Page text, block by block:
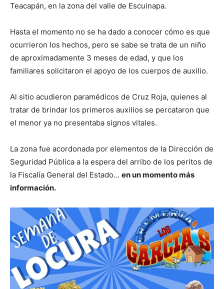
Teacapán, en la zona del valle de Escuinapa.
Hasta el momento no se ha dado a conocer cómo es que
ocurrieron los hechos, pero se sabe se trata de un niño
de aproximadamente 3 meses de edad, y que los
familiares solicitaron el apoyo de los cuerpos de auxilio.
Al sitio acudieron paramédicos de Cruz Roja, quienes al
tratar de brindar los primeros auxilios se percataron que
el menor ya no presentaba signos vitales.
La zona fue acordonada por elementos de la Dirección de
Seguridad Pública a la espera del arribo de los peritos de
la Fiscalía General del Estado… en un momento más
información.